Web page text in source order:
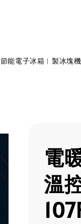
節能電子冰箱︱製冰塊機
電
溫